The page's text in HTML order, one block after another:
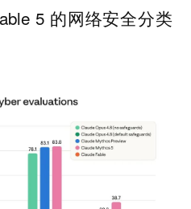
5 的网络安全分类